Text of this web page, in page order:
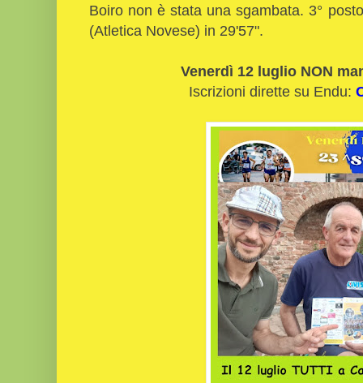
Boiro non è stata una sgambata. 3°
(Atletica Novese) in 29'57".
Venerdì 12 luglio NON
Iscrizioni dirette su Endu: